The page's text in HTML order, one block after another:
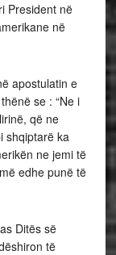
President në
në
apostulatin e
se : “Ne i
që ne
shqiptarë ka
ne jemi të
edhe punë të
Ditës së
të